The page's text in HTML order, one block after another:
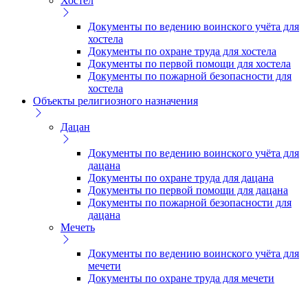
Документы по ведению воинского учёта для
хостела
Документы по охране труда для хостела
Документы по первой помощи для хостела
Документы по пожарной безопасности для
хостела
Объекты религиозного назначения
Дацан
Документы по ведению воинского учёта для
дацана
Документы по охране труда для дацана
Документы по первой помощи для дацана
Документы по пожарной безопасности для
дацана
Мечеть
Документы по ведению воинского учёта для
мечети
Документы по охране труда для мечети